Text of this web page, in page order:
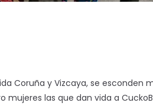
Coruña y Vizcaya, se esconden
las que dan vida a